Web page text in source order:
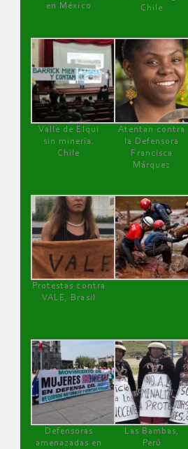
en México
Chile
Valle de Elqui
sin minería.
Chile
Atentan contra
la Defensora
Francisca
Márquez
Protestas contra
VALE, Brasil
Defensoras
amenazadas en
Las Bambas,
Perú